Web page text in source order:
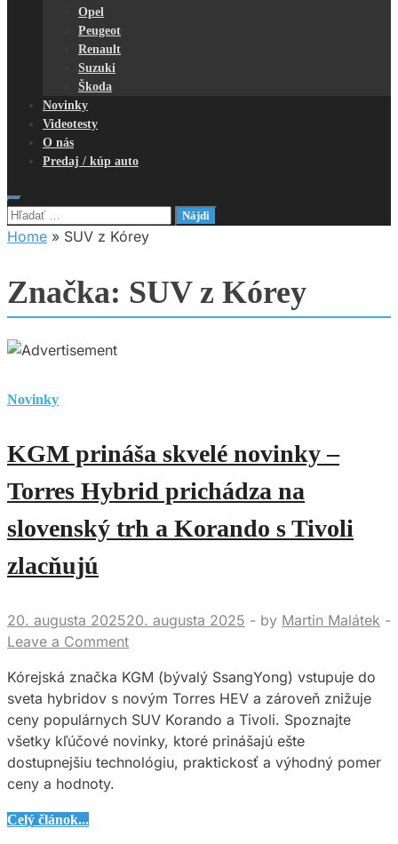
Opel
Peugeot
Renault
Suzuki
Škoda
Novinky
Videotesty
O nás
Predaj / kúp auto
Hľadať:
Home » SUV z Kórey
Značka: SUV z Kórey
Novinky
KGM prináša skvelé novinky –
Torres Hybrid prichádza na
slovenský trh a Korando s Tivoli
zlacňujú
20. augusta 202520. augusta 2025 - by Martin Malátek -
Leave a Comment
Kórejská značka KGM (bývalý SsangYong) vstupuje do
sveta hybridov s novým Torres HEV a zároveň znižuje
ceny populárnych SUV Korando a Tivoli. Spoznajte
všetky kľúčové novinky, ktoré prinášajú ešte
dostupnejšiu technológiu, praktickosť a výhodný pomer
ceny a hodnoty.
KGM
Celý článok...